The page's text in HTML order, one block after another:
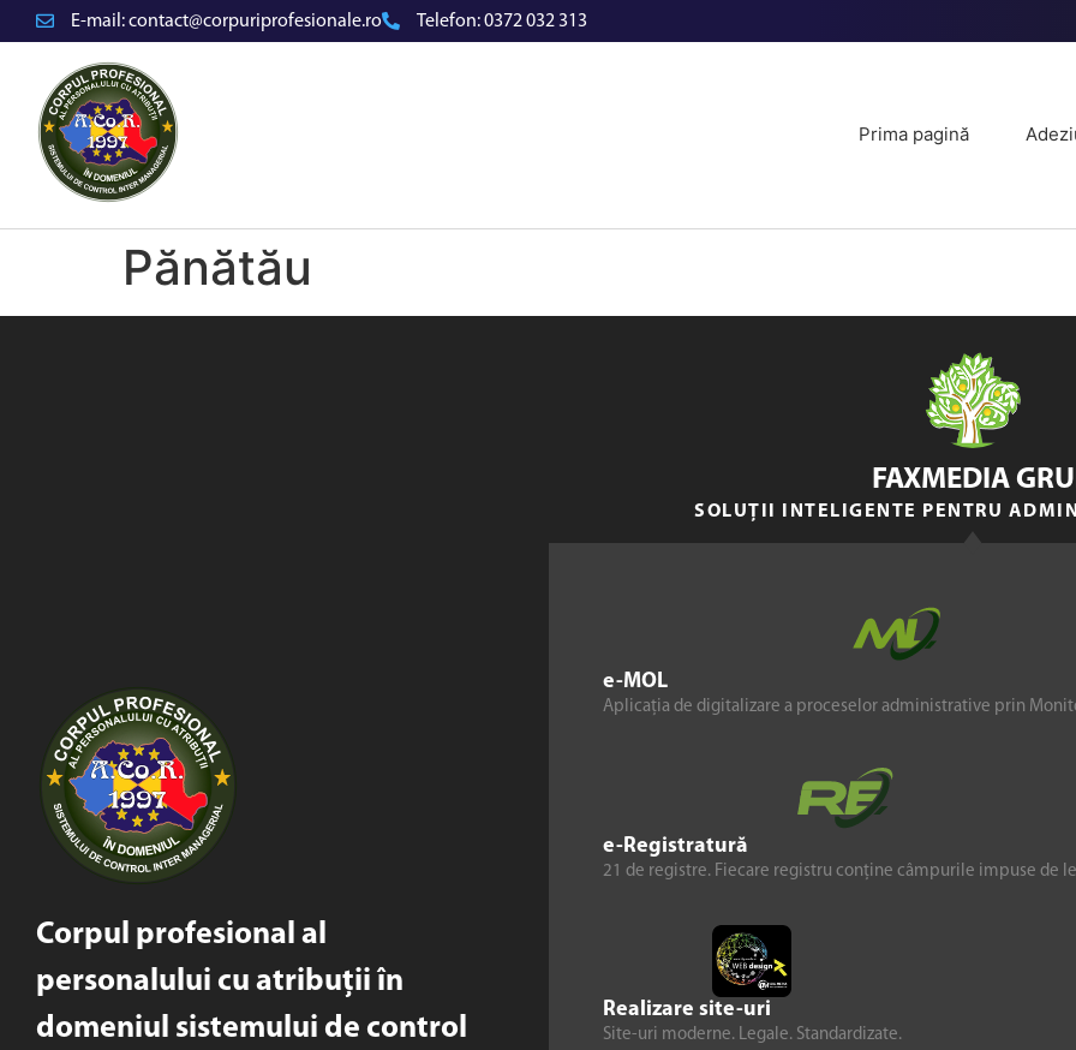
E-mail:contact@corpuriprofesionale.ro Telefon:0372 032 313
Prima pagină
Pănătău
Corpul profesional al
personalului cu atribuții în
domeniul sistemului de control
e-MOL
Aplicația de digitalizare a proceselor administrative prin
e-Registratură
21 de registre. Fiecare registru conține câmpurile impuse de
Realizare site-uri
Site-uri moderne. Legale. Standardizate.
FAXMEDIA
SOLUȚII INTELIGENTE PENTRU